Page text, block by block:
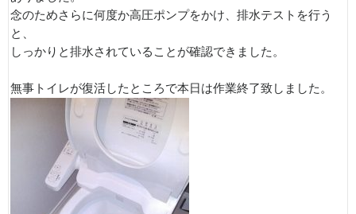
念のためさらに何度か高圧ポンプをかけ、排水テストを行う
と、
しっかりと排水されていることが確認できました。
無事トイレが復活したところで本日は作業終了致しました。